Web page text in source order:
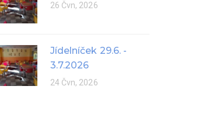
26 Čvn, 2026
Jídelníček 29.6. -
3.7.2026
24 Čvn, 2026